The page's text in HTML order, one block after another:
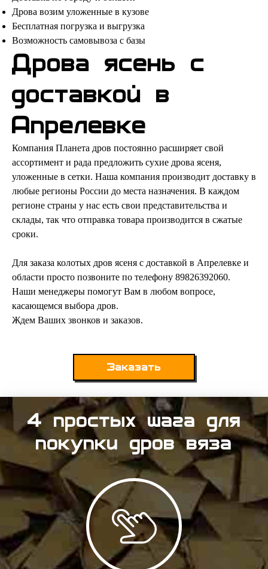
Дрова возим уложенные в кузове
Бесплатная погрузка и выгрузка
Возможность самовывоза с базы
Дрова ясень с
доставкой в
Апрелевке
Компания Планета дров постоянно расширяет свой
ассортимент и рада предложить сухие дрова ясеня,
уложенные в сетки. Наша компания производит доставку в
любые регионы России до места назначения. В каждом
регионе страны у нас есть свои представительства и
склады, так что отправка товара производится в сжатые
сроки.
Для заказа колотых дров ясеня с доставкой в Апрелевке и
области просто позвоните по телефону 89826392060.
Наши менеджеры помогут Вам в любом вопросе,
касающемся выбора дров.
Ждем Ваших звонков и заказов.
Заказать
4 простых шага для
покупки дров вяза